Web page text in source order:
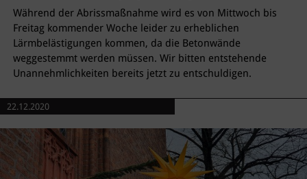
Während der Abrissmaßnahme wird es von Mittwoch bis
Freitag kommender Woche leider zu erheblichen
Lärmbelästigungen kommen, da die Betonwände
weggestemmt werden müssen. Wir bitten entstehende
Unannehmlichkeiten bereits jetzt zu entschuldigen.
22.12.2020